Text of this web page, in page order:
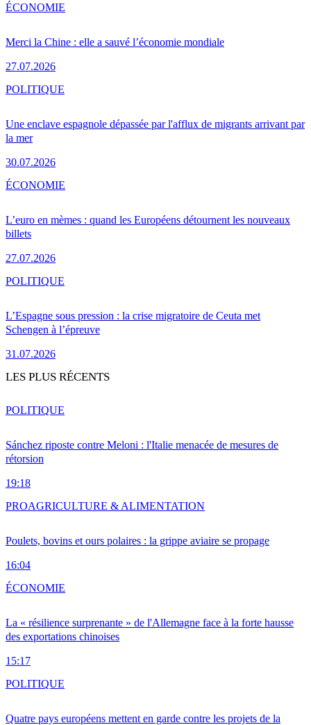
Merci la Chine : elle a sauvé l’économie mondiale
27.07.2026
ÉCONOMIE
Une enclave espagnole dépassée par l'afflux de migrants arrivant par
la mer
30.07.2026
POLITIQUE
L’euro en mèmes : quand les Européens détournent les nouveaux
billets
27.07.2026
ÉCONOMIE
L’Espagne sous pression : la crise migratoire de Ceuta met
Schengen à l’épreuve
31.07.2026
POLITIQUE
LES PLUS RÉCENTS
Sánchez riposte contre Meloni : l'Italie menacée de mesures de
rétorsion
19:18
POLITIQUE
Poulets, bovins et ours polaires : la grippe aviaire se propage
16:04
PROAGRICULTURE & ALIMENTATION
La « résilience surprenante » de l'Allemagne face à la forte hausse
des exportations chinoises
15:17
ÉCONOMIE
Quatre pays européens mettent en garde contre les projets de la
POLITIQUE